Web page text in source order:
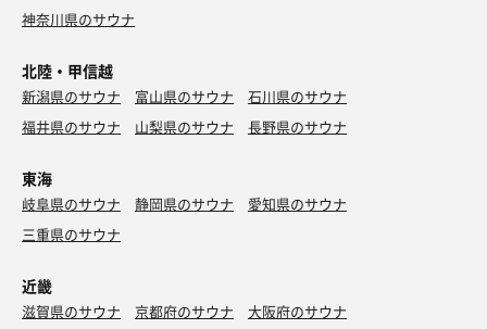
神奈川県のサウナ
北陸・甲信越
新潟県のサウナ 富山県のサウナ
石川県のサウナ
福井県のサウナ
山梨県のサウナ 長野県のサウナ
東海
岐阜県のサウナ 静岡県のサウナ
愛知県のサウナ
三重県のサウナ
近畿
滋賀県のサウナ 京都府のサウナ
大阪府のサウナ